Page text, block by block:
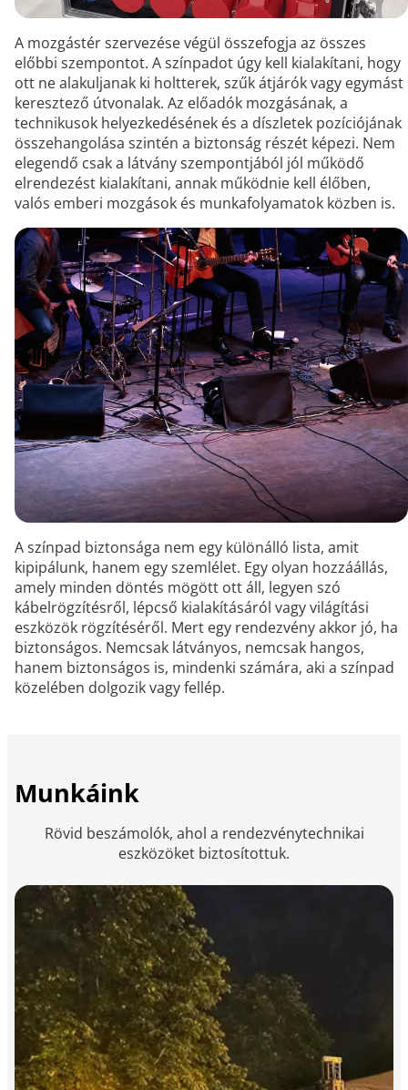
A mozgástér szervezése végül összefogja az összes
előbbi szempontot. A színpadot úgy kell kialakítani, hogy
ott ne alakuljanak ki holtterek, szűk átjárók vagy egymást
keresztező útvonalak. Az előadók mozgásának, a
technikusok helyezkedésének és a díszletek pozíciójának
összehangolása szintén a biztonság részét képezi. Nem
elegendő csak a látvány szempontjából jól működő
elrendezést kialakítani, annak működnie kell élőben,
valós emberi mozgások és munkafolyamatok közben is.
A színpad biztonsága nem egy különálló lista, amit
kipipálunk, hanem egy szemlélet. Egy olyan hozzáállás,
amely minden döntés mögött ott áll, legyen szó
kábelrögzítésről, lépcső kialakításáról vagy világítási
eszközök rögzítéséről. Mert egy rendezvény akkor jó, ha
biztonságos. Nemcsak látványos, nemcsak hangos,
hanem biztonságos is, mindenki számára, aki a színpad
közelében dolgozik vagy fellép.
Munkáink
Rövid beszámolók, ahol a rendezvénytechnikai
eszközöket biztosítottuk.